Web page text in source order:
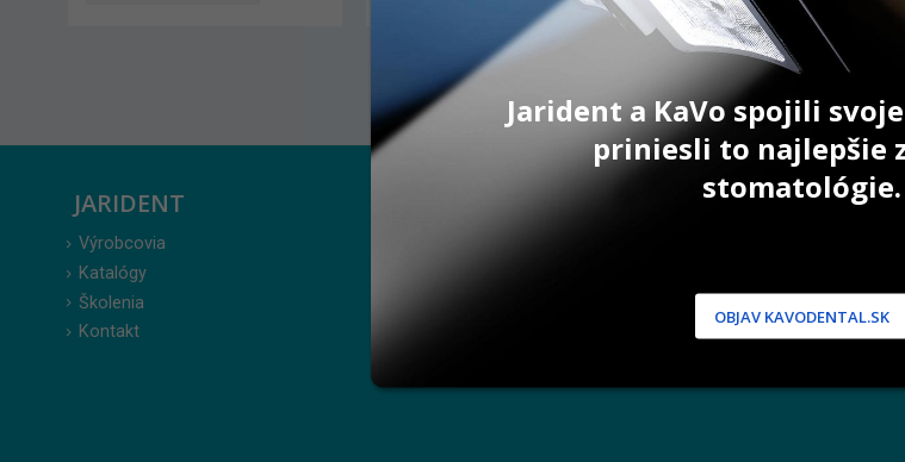
JARIDENT
Výrobcovia
Katalógy
Školenia
Kontakt
ZÁKAZNÍCKA ZÓNA
Jarident a KaVo spojili
priniesli to najlepšie
stomatológie.
OBJAV KAVODENTAL.SK